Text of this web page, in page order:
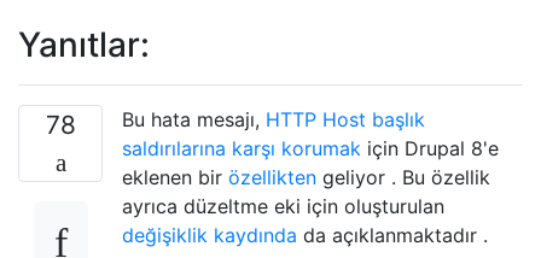
Yanıtlar:
78 Bu hata mesajı, HTTP Host başlık
saldırılarına karşı korumak için Drupal 8'e
eklenen bir özellikten geliyor . Bu özellik
ayrıca düzeltme eki için oluşturulan
değişiklik kaydında da açıklanmaktadır .